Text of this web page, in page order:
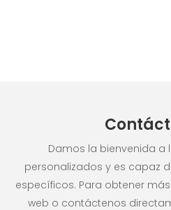
Damos la bienvenida a
personalizados y es capaz
específicos. Para obtener
web o contáctenos